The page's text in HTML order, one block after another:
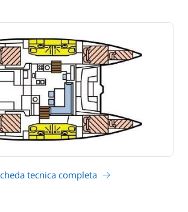
tecnica completa